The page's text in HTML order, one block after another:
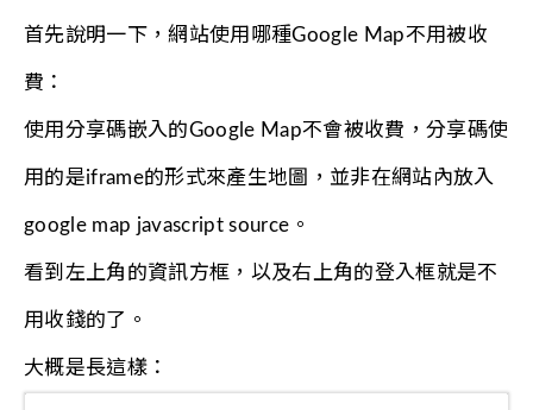
首先說明一下，網站使用哪種Google Map不用被收
費：
使用分享碼嵌入的Google Map不會被收費，分享碼使
用的是iframe的形式來產生地圖，並非在網站內放入
google map javascript source。
看到左上角的資訊方框，以及右上角的登入框就是不
用收錢的了。
大概是長這樣：